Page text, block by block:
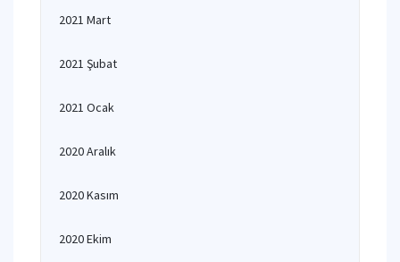
2021 Mart
2021 Şubat
2021 Ocak
2020 Aralık
2020 Kasım
2020 Ekim